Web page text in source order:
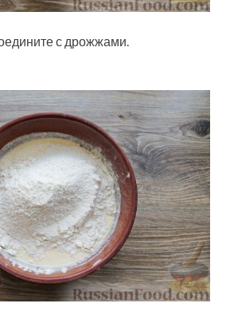
с дрожжами.